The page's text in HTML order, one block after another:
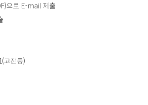
으로 E-mail 제출
고잔동)